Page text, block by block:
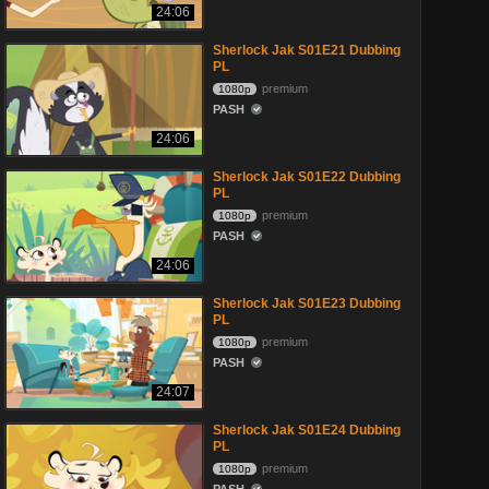
24:06
24:06
Sherlock Jak S01E21 Dubbing
PL
1080p
premium
PASH
24:06
Sherlock Jak S01E22 Dubbing
PL
1080p
premium
PASH
24:07
Sherlock Jak S01E23 Dubbing
PL
1080p
premium
PASH
Sherlock Jak S01E24 Dubbing
PL
1080p
premium